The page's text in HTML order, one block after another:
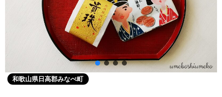
和歌山県日高郡みなべ町